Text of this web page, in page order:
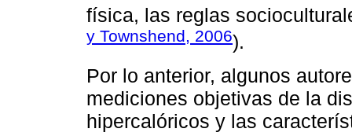
física, las reglas
y Townshend, 2006).
Por lo anterior, algunos
mediciones objetivas de la
hipercalóricos y las